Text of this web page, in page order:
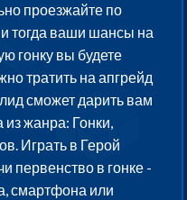
проезжайте по
тогда ваши шансы на
гонку вы будете
тратить на апгрейд
сможет дарить вам
жанра: Гонки,
Играть в Герой
первенство в гонке -
смартфона или